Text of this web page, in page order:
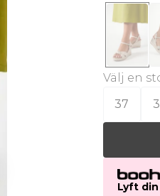
Välj en
37
Lyft